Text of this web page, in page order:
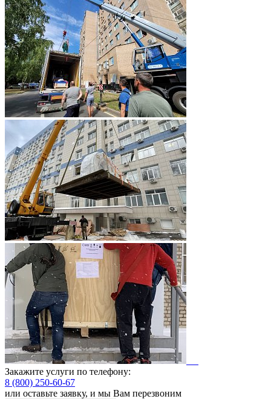
Закажите услуги по телефону:
8 (800) 250-60-67
или оставьте заявку, и мы Вам перезвоним